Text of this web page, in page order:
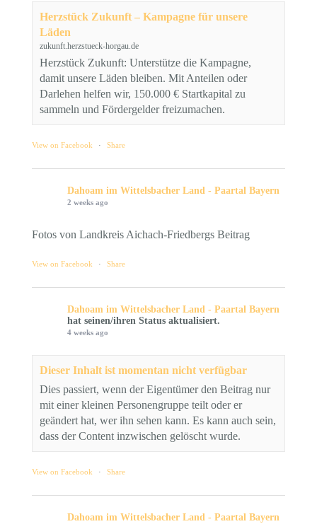
Herzstück Zukunft – Kampagne für unsere
Läden
zukunft.herzstueck-horgau.de
Herzstück Zukunft: Unterstütze die Kampagne,
damit unsere Läden bleiben. Mit Anteilen oder
Darlehen helfen wir, 150.000 € Startkapital zu
sammeln und Fördergelder freizumachen.
View on Facebook · Share
Dahoam im Wittelsbacher Land - Paartal Bayern
2 weeks ago
Fotos von Landkreis Aichach-Friedbergs Beitrag
View on Facebook · Share
Dahoam im Wittelsbacher Land - Paartal Bayern
hat seinen/ihren Status aktualisiert.
4 weeks ago
Dieser Inhalt ist momentan nicht verfügbar
Dies passiert, wenn der Eigentümer den Beitrag nur
mit einer kleinen Personengruppe teilt oder er
geändert hat, wer ihn sehen kann. Es kann auch sein,
dass der Content inzwischen gelöscht wurde.
View on Facebook · Share
Dahoam im Wittelsbacher Land - Paartal Bayern